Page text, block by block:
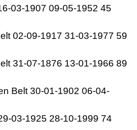
03-1907 09-05-1952 45
02-09-1917 31-03-1977 59
31-07-1876 13-01-1966 89
Belt 30-01-1902 06-04-
03-1925 28-10-1999 74